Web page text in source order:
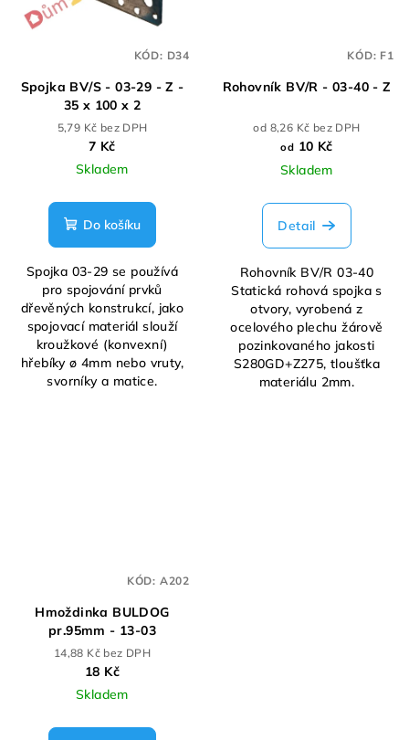
Spojka BV/S - 03-29 - Z -
35 x 100 x 2
5,79 Kč bez DPH
7 Kč
Skladem
Do košíku
Spojka 03-29 se používá
pro spojování prvků
dřevěných konstrukcí, jako
spojovací materiál slouží
kroužkové (konvexní)
hřebíky ø 4mm nebo vruty,
svorníky a matice.
KÓD: D34
Rohovník BV/R - 03-40 - Z
od 8,26 Kč bez DPH
od 10 Kč
Skladem
Detail
Rohovník BV/R 03-40
Statická rohová spojka s
otvory, vyrobená z
ocelového plechu žárově
pozinkovaného jakosti
S280GD+Z275, tloušťka
materiálu 2mm.
KÓD: F1
Hmoždinka BULDOG
pr.95mm - 13-03
14,88 Kč bez DPH
18 Kč
Skladem
KÓD: A202